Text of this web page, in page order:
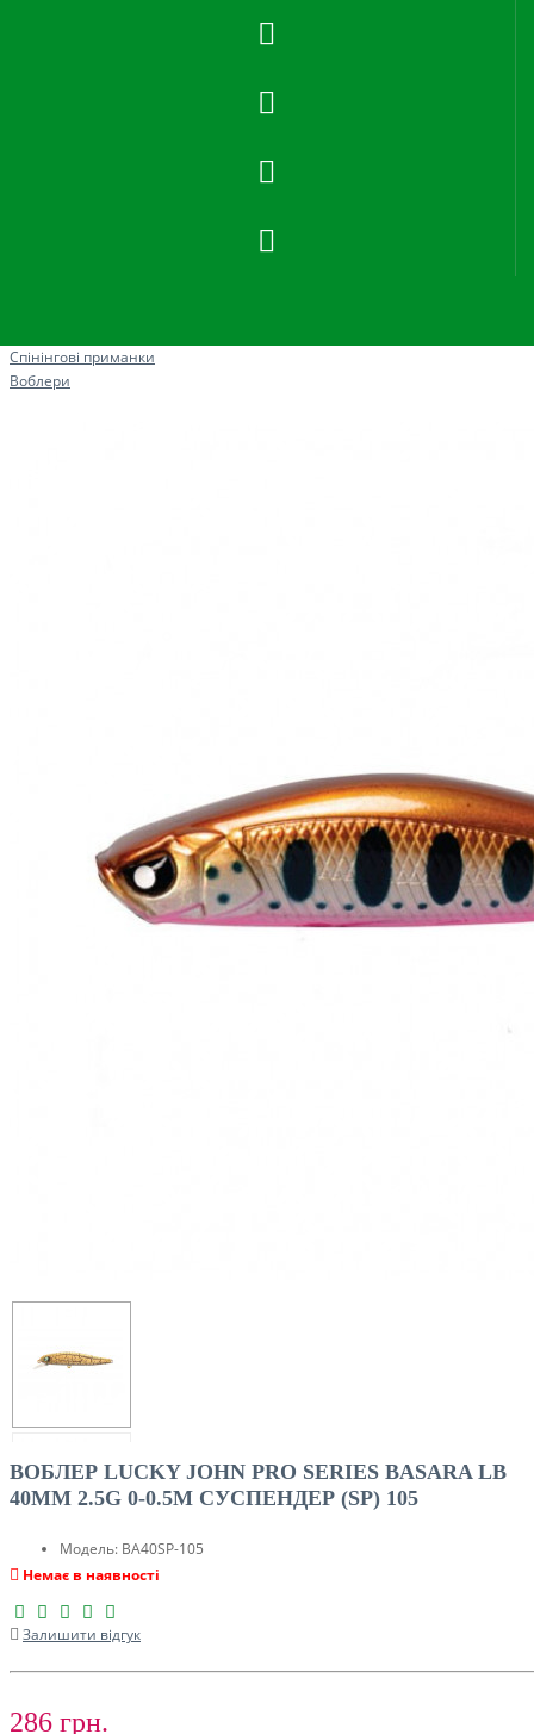
Спінінгові приманки
Воблери
ВОБЛЕР LUCKY JOHN PRO SERIES BASARA LB
40MM 2.5G 0-0.5M CУСПЕНДЕР (SP) 105
Модель: BA40SP-105
Немає в наявності
Залишити відгук
286 грн.